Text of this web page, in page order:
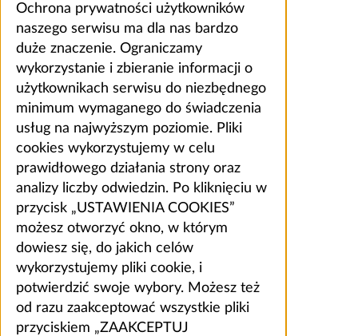
Ochrona prywatności użytkowników
naszego serwisu ma dla nas bardzo
duże znaczenie. Ograniczamy
wykorzystanie i zbieranie informacji o
użytkownikach serwisu do niezbędnego
minimum wymaganego do świadczenia
usług na najwyższym poziomie. Pliki
cookies wykorzystujemy w celu
prawidłowego działania strony oraz
analizy liczby odwiedzin. Po kliknięciu w
przycisk „USTAWIENIA COOKIES”
możesz otworzyć okno, w którym
dowiesz się, do jakich celów
wykorzystujemy pliki cookie, i
potwierdzić swoje wybory. Możesz też
od razu zaakceptować wszystkie pliki
przyciskiem „ZAAKCEPTUJ